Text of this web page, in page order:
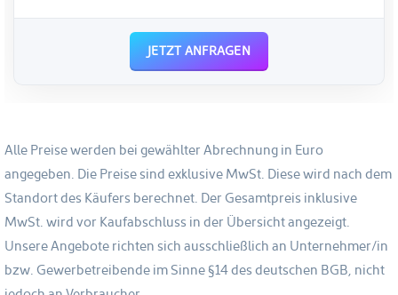
JETZT ANFRAGEN
Alle Preise werden bei gewählter Abrechnung in Euro
angegeben. Die Preise sind exklusive MwSt. Diese wird nach dem
Standort des Käufers berechnet. Der Gesamtpreis inklusive
MwSt. wird vor Kaufabschluss in der Übersicht angezeigt.
Unsere Angebote richten sich ausschließlich an Unternehmer/in
bzw. Gewerbetreibende im Sinne §14 des deutschen BGB, nicht